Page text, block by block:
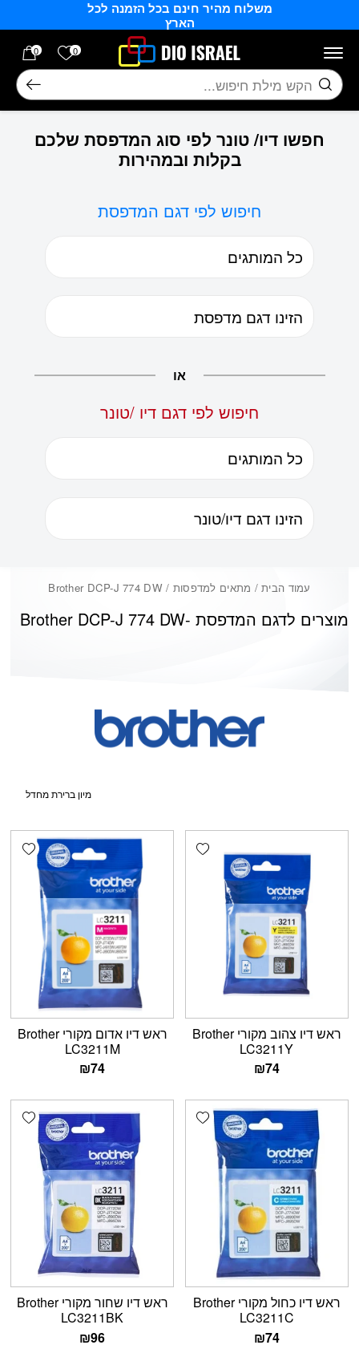
משלוח מהיר חינם בכל הזמנה לכל
הארץ
0 הרשימה
0
חיפוש
חפשו דיו/ טונר לפי סוג המדפסת שלכם
בקלות ובמהירות
חיפוש לפי דגם המדפסת
או
חיפוש לפי דגם דיו /טונר
עמוד הבית/ מתאים למדפסות / Brother DCP-J 774 DW
Brother DCP-J 774 DWמוצרים לדגם המדפסת -
Add wishlist
ראש דיו צהוב מקורי Brother
LC3211Y
₪74
ראש דיו אדום מקורי Brother
LC3211M
₪74
Add wishlist
ראש דיו כחול מקורי Brother
LC3211C
₪74
ראש דיו שחור מקורי Brother
LC3211BK
₪96